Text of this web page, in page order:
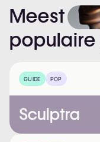
Meest
populaire
GUIDE POP
Sculptra